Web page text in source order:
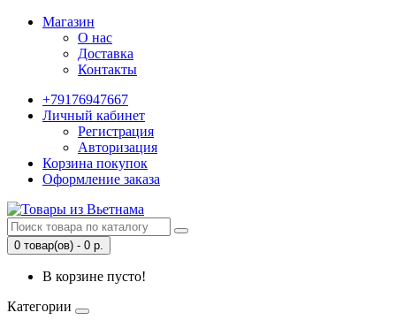
Магазин
О нас
Доставка
Контакты
+79176947667
Личный кабинет
Регистрация
Авторизация
Корзина покупок
Оформление заказа
0 товар(ов) - 0 р.
В корзине пусто!
Категории